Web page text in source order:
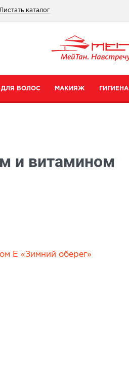
Листать каталог
ДЛЯ ВОЛОС МАКИЯЖ
глаз
ГИГИЕНА
Для интимной гигиены
и витамином